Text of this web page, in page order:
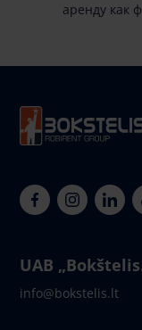
аренду как
UAB
info@bokstelis.lt